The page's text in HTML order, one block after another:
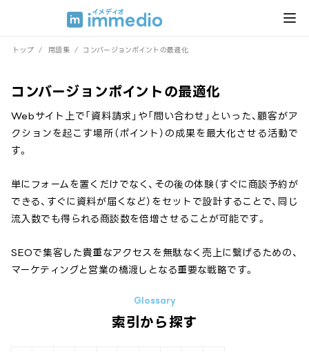
トップ / 用語集 / コンバージョンポイントの最適化
コンバージョンポイントの最適化
Webサイト上で「資料請求」や「問い合わせ」といった、顧客がア
クションを起こす場所（ポイント）の成果を最大化させる活動で
す。
単にフォームを置くだけでなく、その後の体験（すぐに商談予約が
できる、すぐに資料が届くなど）をセットで設計することで、同じ
流入数でも得られる商談数を倍増させることが可能です。
SEOで集客した貴重なアクセスを無駄なく売上に繋げるための、
マーケティングと営業の橋渡しとなる重要な戦略です。
索引から探す